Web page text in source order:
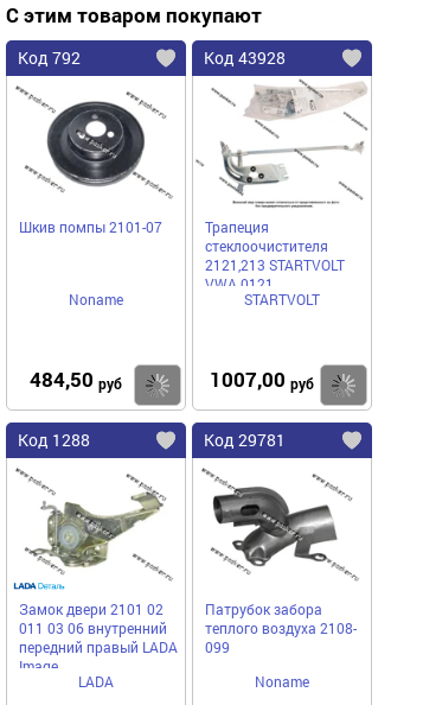
С этим товаром покупают
Код 792
Шкив помпы 2101-07
Noname
484,50 руб Купить
Код 43928
Трапеция
стеклоочистителя
2121,213 STARTVOLT
VWA 0121
STARTVOLT
1007,00 руб
Код 1288
Замок двери 2101 02
011 03 06 внутренний
передний правый LADA
Image
LADA
Код 29781
Патрубок забора
теплого воздуха 2108-
099
Noname